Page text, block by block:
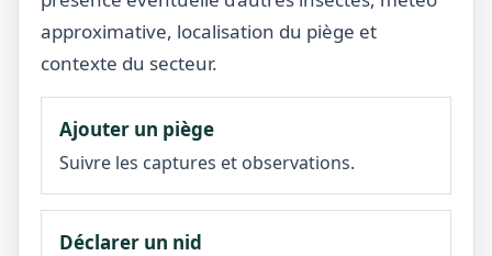
approximative, localisation du piège et
contexte du secteur.
Ajouter un piège
Suivre les captures et observations.
Déclarer un nid